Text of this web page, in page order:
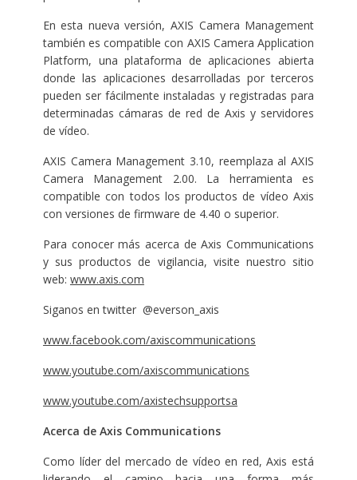
En esta nueva versión, AXIS Camera Management
también es compatible con AXIS Camera Application
Platform, una plataforma de aplicaciones abierta
donde las aplicaciones desarrolladas por terceros
pueden ser fácilmente instaladas y registradas para
determinadas cámaras de red de Axis y servidores
de vídeo.
AXIS Camera Management 3.10, reemplaza al AXIS
Camera Management 2.00. La herramienta es
compatible con todos los productos de vídeo Axis
con versiones de firmware de 4.40 o superior.
Para conocer más acerca de Axis Communications
y sus productos de vigilancia, visite nuestro sitio
web: www.axis.com
Siganos en twitter @everson_axis
www.facebook.com/axiscommunications
www.youtube.com/axiscommunications
www.youtube.com/axistechsupportsa
Acerca deAxis Communications
Como líder del mercado de vídeo en red, Axis está